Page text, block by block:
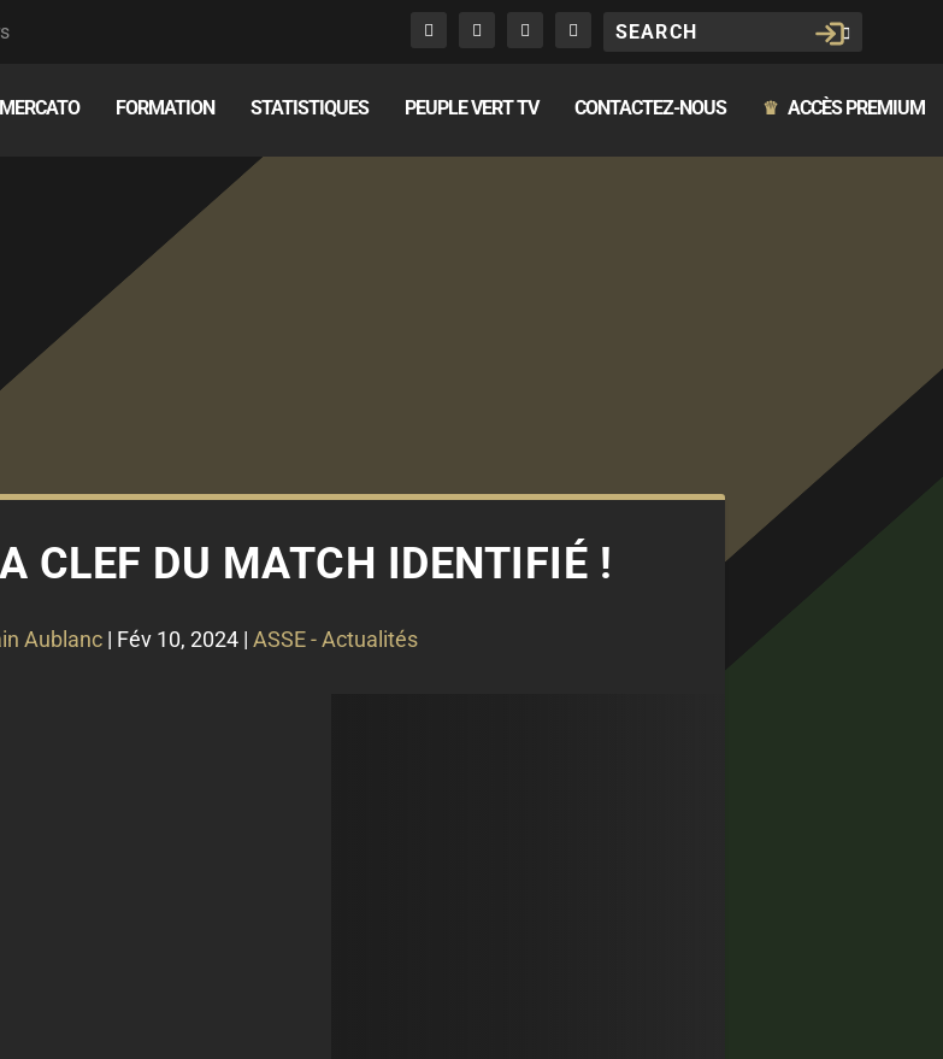
MERCATO FORMATION STATISTIQUES PEUPLE VERT TV CONTACTEZ-NOUS ♛ ACCÈS PREMIUM
CLEF DU MATCH IDENTIFIÉ !
Aublanc | Fév 10, 2024 | ASSE - Actualités